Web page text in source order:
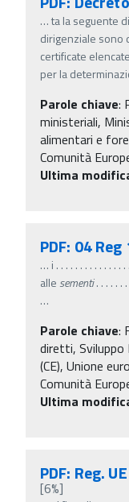
…ta la seguente
dirigenziale sono
certificate
per la
Parole chiave:
ministeriali,
alimentari e
Comunità
Ultima
PDF: 04
… i . . . . . . . . . . . . .
alle sementi. . . . . . .
…
Parole chiave:
diretti, Sviluppo
(CE), Unione
Comunità
Ultima
PDF: Reg.
[6%]